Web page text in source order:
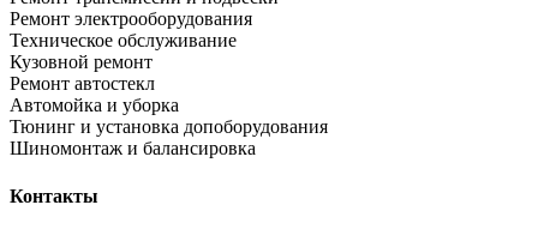
Ремонт электрооборудования
Техническое обслуживание
Кузовной ремонт
Ремонт автостекл
Автомойка и уборка
Тюнинг и установка допоборудования
Шиномонтаж и балансировка
Контакты